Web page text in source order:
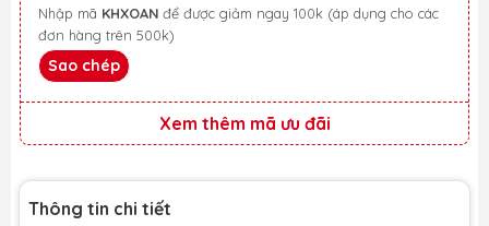
Nhập mã KHXOAN
đơn hàng trên 500k)
Sao chép
Xem thêm mã ưu đãi
Thông tin chi tiết